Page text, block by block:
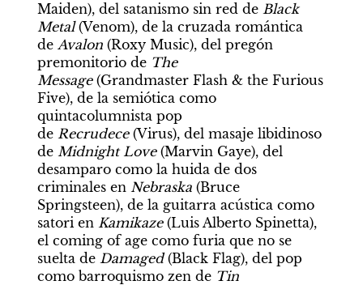
Maiden), del satanismo sin red de Black
Metal (Venom), de la cruzada romántica
de Avalon (Roxy Music), del pregón
premonitorio de The
Message (Grandmaster Flash & the Furious
Five), de la semiótica como
quintacolumnista pop
de Recrudece (Virus), del masaje libidinoso
de Midnight Love (Marvin Gaye), del
desamparo como la huida de dos
criminales en Nebraska (Bruce
Springsteen), de la guitarra acústica como
satori en Kamikaze (Luis Alberto Spinetta),
el coming of age como furia que no se
suelta de Damaged (Black Flag), del pop
como barroquismo zen de Tin